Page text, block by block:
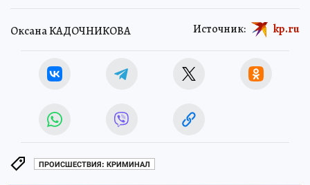
Оксана КАДОЧНИКОВА Источник: kp.ru
ПРОИСШЕСТВИЯ: КРИМИНАЛ